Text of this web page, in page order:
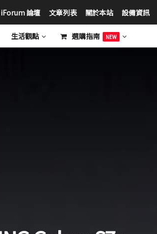
iForum 論壇 文章列表 關於本站 設備資訊
生活觀點 選購指南 NEW